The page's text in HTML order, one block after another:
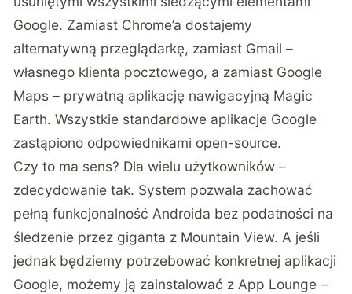
Google. Zamiast Chrome’a dostajemy
alternatywną przeglądarkę, zamiast Gmail –
własnego klienta pocztowego, a zamiast Google
Maps – prywatną aplikację nawigacyjną Magic
Earth. Wszystkie standardowe aplikacje Google
zastąpiono odpowiednikami open-source.
Czy to ma sens? Dla wielu użytkowników –
zdecydowanie tak. System pozwala zachować
pełną funkcjonalność Androida bez podatności na
śledzenie przez giganta z Mountain View. A jeśli
jednak będziemy potrzebować konkretnej aplikacji
Google, możemy ją zainstalować z App Lounge –